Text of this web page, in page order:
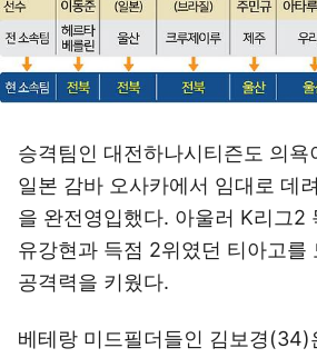
승격팀인 대전하나시티즌도 의욕
일본 감바 오사카에서 임대로 데
을 완전영입했다. 아울러 K리그2
유강현과 득점 2위였던 티아고를
공격력을 키웠다.
베테랑 미드필더들인 김보경(34)